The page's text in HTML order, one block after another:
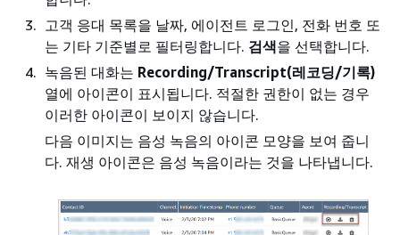
고객 응대 목록을 날짜, 에이전트 로그인, 전화 번호 또
는 기타 기준별로 필터링합니다. 검색을 선택합니다.
녹음된 대화는 Recording/Transcript(레코딩/기록)
열에 아이콘이 표시됩니다. 적절한 권한이 없는 경우
이러한 아이콘이 보이지 않습니다.
다음 이미지는 음성 녹음의 아이콘 모양을 보여 줍니
다. 재생 아이콘은 음성 녹음이라는 것을 나타냅니다.